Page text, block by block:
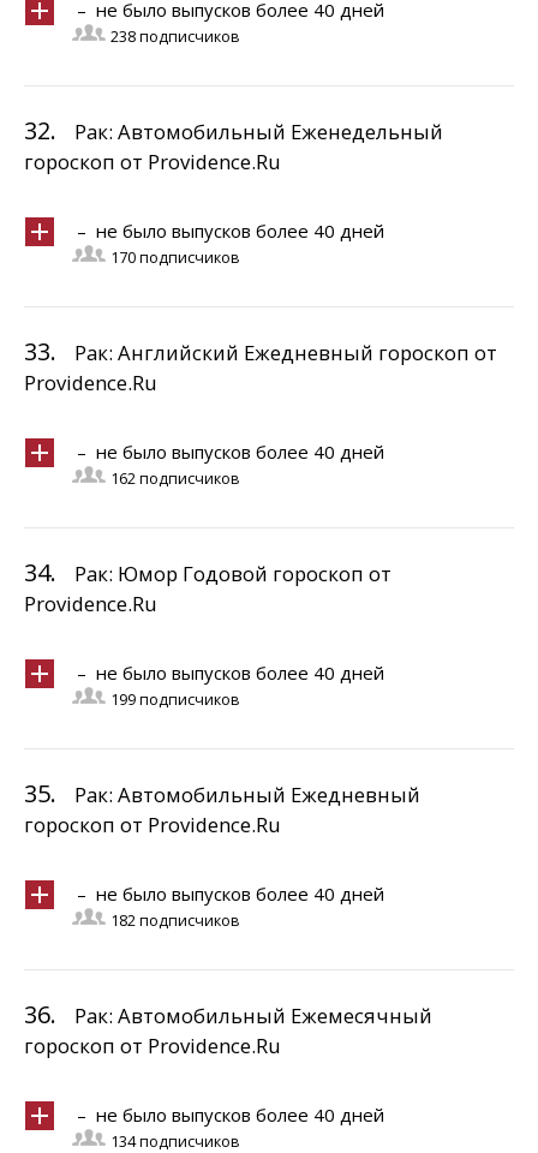
– не было выпусков более 40 дней
238 подписчиков
32.
Рак: Автомобильный Еженедельный
гороскоп от Providence.Ru
– не было выпусков более 40 дней
170 подписчиков
33.
Рак: Английский Ежедневный гороскоп от
Providence.Ru
– не было выпусков более 40 дней
162 подписчиков
34.
Рак: Юмор Годовой гороскоп от
Providence.Ru
– не было выпусков более 40 дней
199 подписчиков
35.
Рак: Автомобильный Ежедневный
гороскоп от Providence.Ru
– не было выпусков более 40 дней
182 подписчиков
36.
Рак: Автомобильный Ежемесячный
гороскоп от Providence.Ru
– не было выпусков более 40 дней
134 подписчиков